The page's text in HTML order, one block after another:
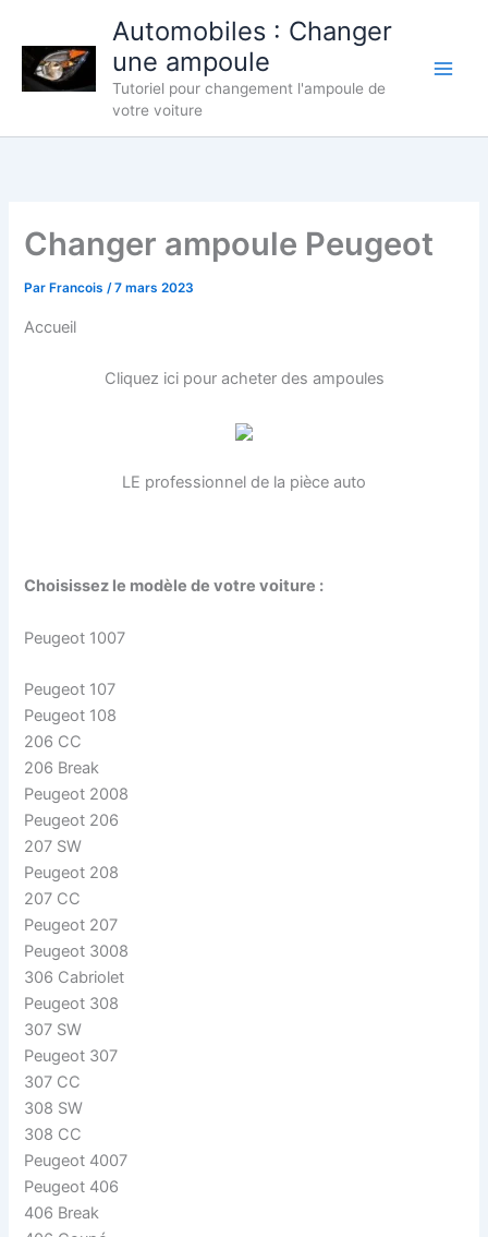
contenu
Automobiles : Changer
une ampoule
Tutoriel pour changement l'ampoule de
votre voiture
Changer ampoule Peugeot
Par Francois/7 mars 2023
Accueil
Cliquez ici pour acheter des ampoules
LE professionnel de la pièce auto
Choisissez le modèle de votre voiture :
Peugeot 1007
Peugeot 107
Peugeot 108
206 CC
206 Break
Peugeot 2008
Peugeot 206
207 SW
Peugeot 208
207 CC
Peugeot 207
Peugeot 3008
306 Cabriolet
Peugeot 308
307 SW
Peugeot 307
307 CC
308 SW
308 CC
Peugeot 4007
Peugeot 406
406 Break